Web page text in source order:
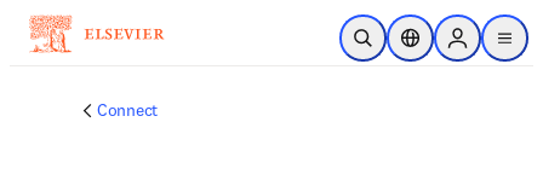
Zum Hauptinhalt wechseln
Suche öffnenStandortauswahl
Sign in to
menu
Connect